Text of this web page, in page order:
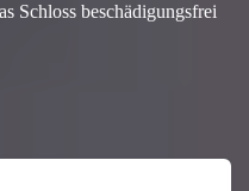
Schloss beschädigungsfrei